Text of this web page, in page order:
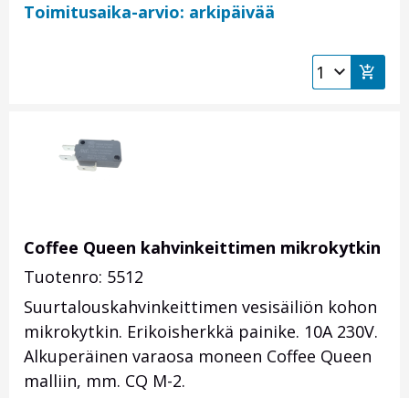
Toimitusaika-arvio: arkipäivää
Coffee Queen kahvinkeittimen mikrokytkin
Tuotenro: 5512
Suurtalouskahvinkeittimen vesisäiliön kohon
mikrokytkin. Erikoisherkkä painike. 10A 230V.
Alkuperäinen varaosa moneen Coffee Queen
malliin, mm. CQ M-2.